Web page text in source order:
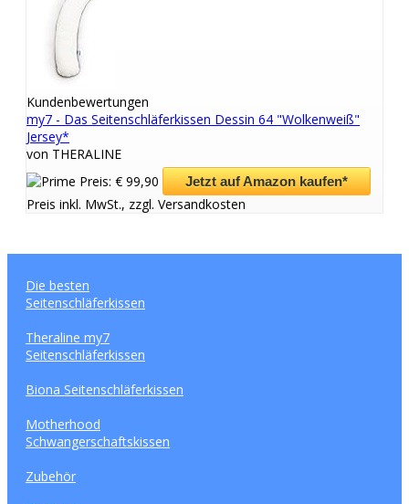
Kundenbewertungen
my7 - Das Seitenschläferkissen Dessin 64 "Wolkenweiß"
Jersey*
von THERALINE
Preis: € 99,90
Jetzt auf Amazon kaufen*
Preis inkl. MwSt., zzgl. Versandkosten
Die besten
Seitenschläferkissen
Theraline my7
Seitenschläferkissen
Biona Seitenschläferkissen
Motherhood
Schwangerschaftskissen
Zubehör